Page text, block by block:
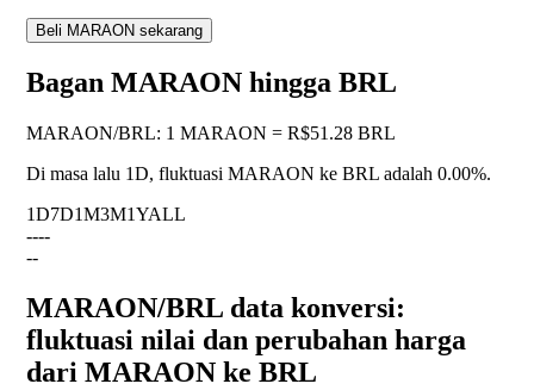
Beli MARAON sekarang
Bagan MARAON hingga BRL
MARAON/BRL: 1 MARAON = R$51.28 BRL
Di masa lalu 1D, fluktuasi MARAON ke BRL adalah 0.00%.
1D7D1M3M1YALL
----
--
MARAON/BRL data konversi:
fluktuasi nilai dan perubahan harga
dari MARAON ke BRL